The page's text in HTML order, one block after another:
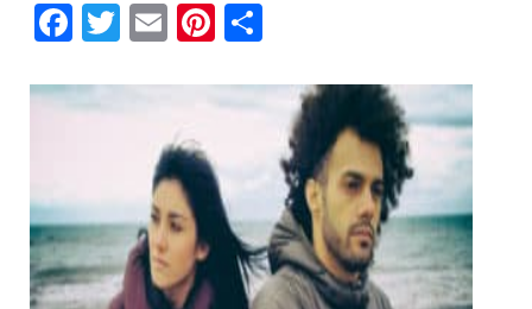
Facebook
Twitter
EmailPinterest